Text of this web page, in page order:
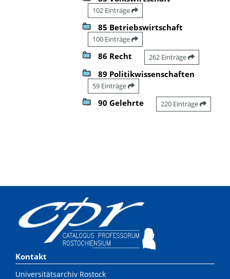
102 Einträge
85 Betriebswirtschaft
100 Einträge
86 Recht 262 Einträge
89 Politikwissenschaften
59 Einträge
90 Gelehrte 220 Einträge
Kontakt
Universitätsarchiv Rostock